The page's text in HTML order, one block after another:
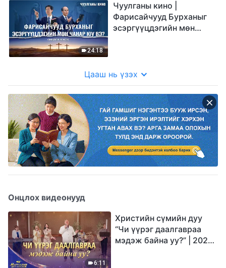
24:18
Чуулганы кино |
Фарисайчууд Бурханыг
эсэргүүцдэгийн мөн
Цааш нь үзэх
Онцлох видеонууд
6:11
Христийн сүмийн дуу
“Чи үүрэг даалгавраа
мэдэж байна уу?” | 2026